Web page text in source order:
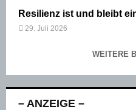
Resilienz ist und bleibt
29. Juli 2026
WEITERE
– ANZEIGE –